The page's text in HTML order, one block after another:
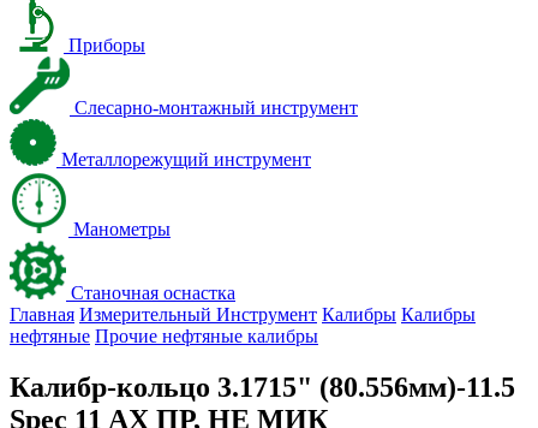
Приборы
Слесарно-монтажный инструмент
Металлорежущий инструмент
Манометры
Станочная оснастка
Главная Измерительный Инструмент Калибры Калибры
нефтяные Прочие нефтяные калибры
Калибр-кольцо 3.1715" (80.556мм)-11.5
Spec 11 AX ПР, НЕ МИК